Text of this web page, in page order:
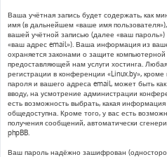
Ваша учётная запись будет содержать, как
имя (в дальнейшем «ваше имя
вашей учётной записью (далее «ваш
«ваш адрес email»). Ваша информация из
охраняется законами о защите
предоставляющей нам услуги хостинга.
регистрации в конференции «Linux.by»,
пароля и вашего адреса email, может быть
вводу, на усмотрение администрации
есть возможность выбрать, какая
общедоступна. Кроме того, у вас есть
получения сообщений, автоматически
phpBB.
Ваш пароль надёжно зашифрован